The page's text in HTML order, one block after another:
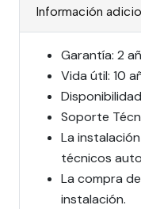
Información
Garantía: 2
Vida útil: 10
Soporte
La
técnicos
La compra
instalación.